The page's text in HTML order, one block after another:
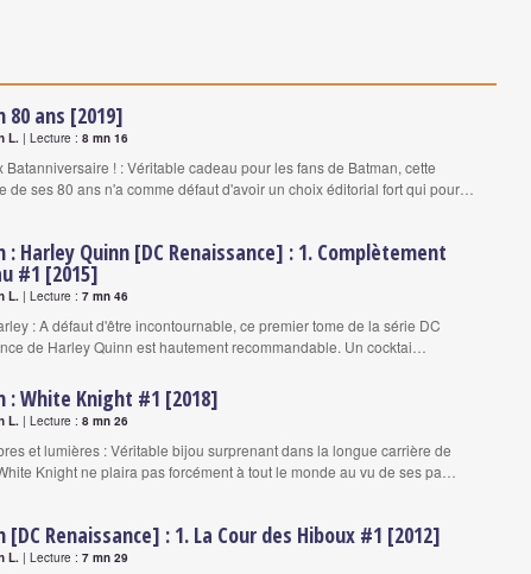
80 ans [2019]
L. | Lecture : 8 mn 16
Batanniversaire ! : Véritable cadeau pour les fans de Batman, cette
de ses 80 ans n'a comme défaut d'avoir un choix éditorial fort qui pour…
: Harley Quinn [DC Renaissance] : 1. Complètement
#1 [2015]
L. | Lecture : 7 mn 46
: A défaut d'être incontournable, ce premier tome de la série DC
de Harley Quinn est hautement recommandable. Un cocktai…
: White Knight #1 [2018]
L. | Lecture : 8 mn 26
et lumières : Véritable bijou surprenant dans la longue carrière de
Knight ne plaira pas forcément à tout le monde au vu de ses pa…
[DC Renaissance] : 1. La Cour des Hiboux #1 [2012]
L. | Lecture : 7 mn 29